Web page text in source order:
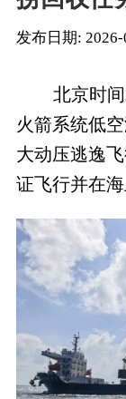
发布日期:
北京时
火箭系统低
大动压逃逸
证飞行并在海